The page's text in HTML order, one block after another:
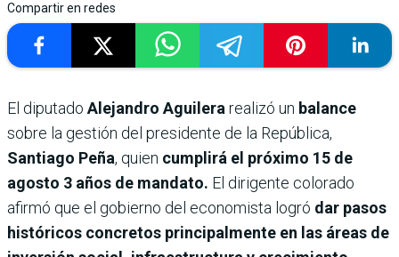
Compartir en redes
El diputado Alejandro Aguilerarealizó un balance
sobre la gestión del presidente de la República,
Santiago Peña, quien cumplirá el próximo 15 de
agosto 3 años de mandato. El dirigente colorado
afirmó que el gobierno del economista logró dar pasos
históricos concretos principalmente en las áreas de